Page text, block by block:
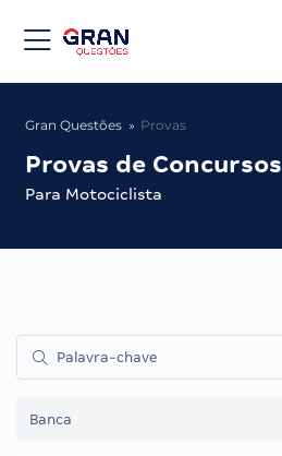
Gran Questões Provas
Provas de Concursos
Para Motociclista
Banca